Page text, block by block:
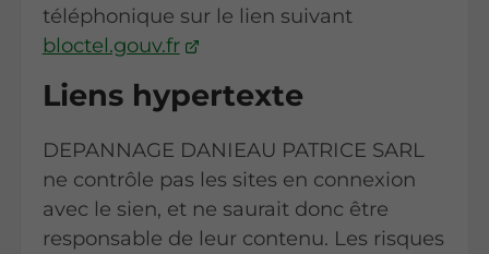
téléphonique sur le lien suivant
bloctel.gouv.fr
Liens hypertexte
DEPANNAGE DANIEAU PATRICE SARL
ne contrôle pas les sites en connexion
avec le sien, et ne saurait donc être
responsable de leur contenu. Les risques